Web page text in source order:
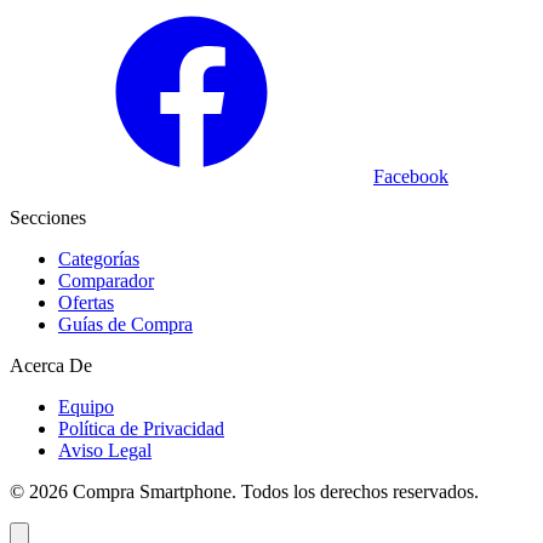
Facebook
Secciones
Categorías
Comparador
Ofertas
Guías de Compra
Acerca De
Equipo
Política de Privacidad
Aviso Legal
© 2026 Compra Smartphone. Todos los derechos reservados.